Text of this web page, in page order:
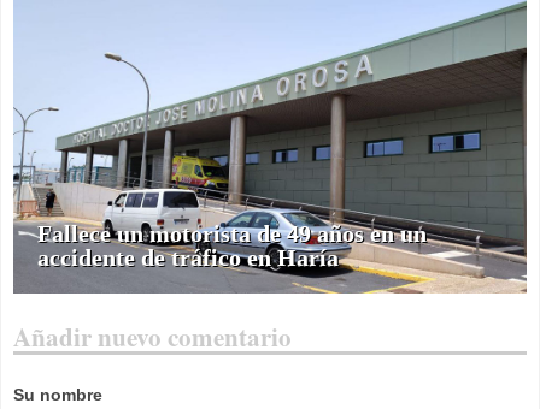
Fallece un motorista de 49 años en un
accidente de tráfico en Haría
Añadir nuevo comentario
Su nombre